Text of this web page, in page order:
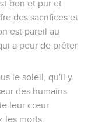
bon et pur et
des sacrifices et
est pareil au
a peur de prêter
le soleil, qu'il y
des humains
leur cœur
les morts.